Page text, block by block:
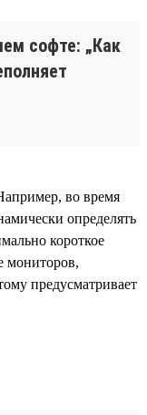
софте: „Как
во время
определять
короткое
мониторов,
предусматривает